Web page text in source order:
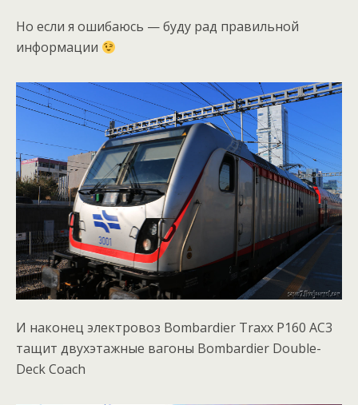
Но если я ошибаюсь — буду рад правильной
информации
И наконец электровоз Bombardier Traxx P160 AC3
тащит двухэтажные вагоны Bombardier Double-
Deck Coach